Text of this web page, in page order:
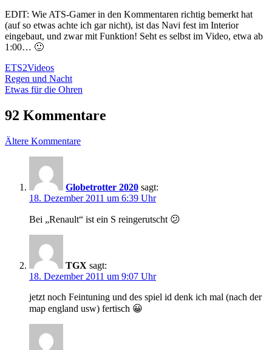
EDIT: Wie ATS-Gamer in den Kommentaren richtig bemerkt hat
(auf so etwas achte ich gar nicht), ist das Navi fest im Interior
eingebaut, und zwar mit Funktion! Seht es selbst im Video, etwa ab
1:00… 🙂
ETS2Videos
Beitrags-
Navigation
Vorheriger
Beitrag:
Regen und Nacht
Nächster
Etwas für die Ohren
92 Kommentare
Kommentar-
Navigation
Ältere Kommentare
Globetrotter 2020 sagt:
18. Dezember 2011 um 6:39 Uhr
Bei „Renault“ ist ein S reingerutscht 😕
TGX sagt:
18. Dezember 2011 um 9:07 Uhr
jetzt noch Feintuning und des spiel id denk ich mal (nach der
map england usw) fertisch 😀